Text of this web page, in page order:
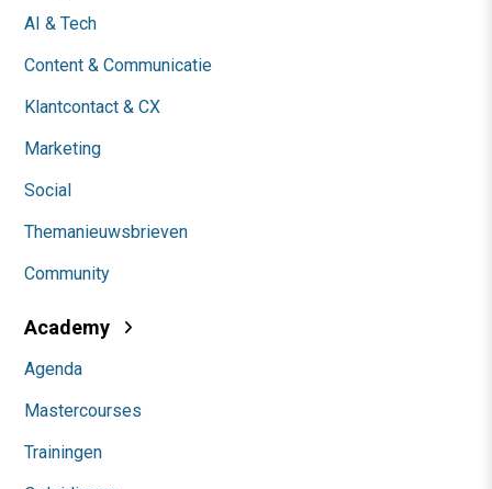
AI & Tech
Content & Communicatie
Klantcontact & CX
Marketing
Social
Themanieuwsbrieven
Community
Academy
Agenda
Mastercourses
Trainingen